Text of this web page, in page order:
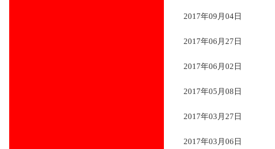
2017年09月04日
2017年06月27日
2017年06月02日
2017年05月08日
2017年03月27日
2017年03月06日